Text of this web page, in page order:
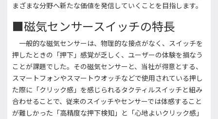
まざまな分野へ新たな価値を発信していくことを目指します。
■磁気センサースイッチの特長
一般的な磁気センサーは、物理的な接点がなく、スイッチを
押したときの「押下」感覚が乏しく、ユーザーの体験を損なう
ことが課題でした。その磁気センサーと、当社が得意とする、
スマートフォンやスマートウオッチなどで使用されている押し
た際に「クリック感」を感じられるタクティルスイッチと組み
合わせることで、従来のスイッチやセンサーでは体感すること
が難しかった「高精度な押下検知」と「心地よいクリック感」